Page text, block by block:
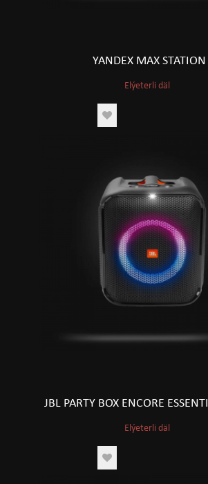
YANDEX MAX STATION
Elýeterli däl
JBL PARTY BOX ENCORE
Elýeterli däl